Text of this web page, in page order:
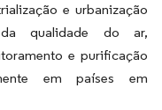
e urbanização
qualidade do ar,
e purificação
em países em